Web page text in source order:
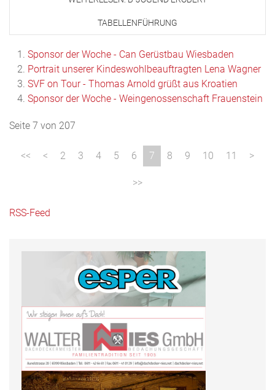
TABELLENFÜHRUNG
Sponsor der Woche - Can Gerüstbau Wiesbaden
Portrait unserer Kindeswohlbeauftragten Lena Wagner
SVF on Tour - Thomas Arnold grüßt aus Kroatien
Sponsor der Woche - Weingenossenschaft Frauenstein
Seite 7 von 207
2 3 4 5 6 7 8 9 10 11
RSS-Feed